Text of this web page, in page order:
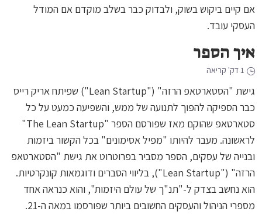
אם קיים ביקוש בשוק, ולבדוק כבר בשלב מוקדם אם המודל
העסקי עובד.
איך הספר
גישת "הסטארטאפ הרזה" ("Lean Startup") שפיתח אריק רייס
כבר הספיקה להפוך לתנועה של ממש, והשפיעה כמעט על כל
סטארטאפ שהוקם מאז שפורסם הספר "The Lean Startup"
לראשונה. מעבר להיותו "מפיל אסימונים" בכל הקשור ביזמות
ובנייה של עסקים, הספר מסביר בפרוטרוט את גישת "הסטארטאפ
הרזה" ("Lean Startup"), בליווי הסברים ודוגמאות קונקרטיות.
הוא נחשב בצדק ל-"תנ"ך של עולם היזמות", והוא כנראה אחד
מספרי הניהול והעסקים החשובים ביותר שפורסמו במאה ה-21.